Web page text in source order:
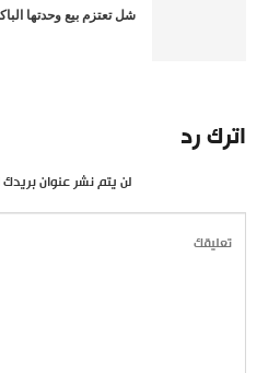
شل تعتزم بيع وحدتها
اترك رد
لن يتم نشر عنوان بريدك